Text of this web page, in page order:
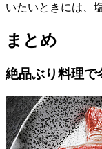
いたいときには、
まとめ
絶品ぶり料理で